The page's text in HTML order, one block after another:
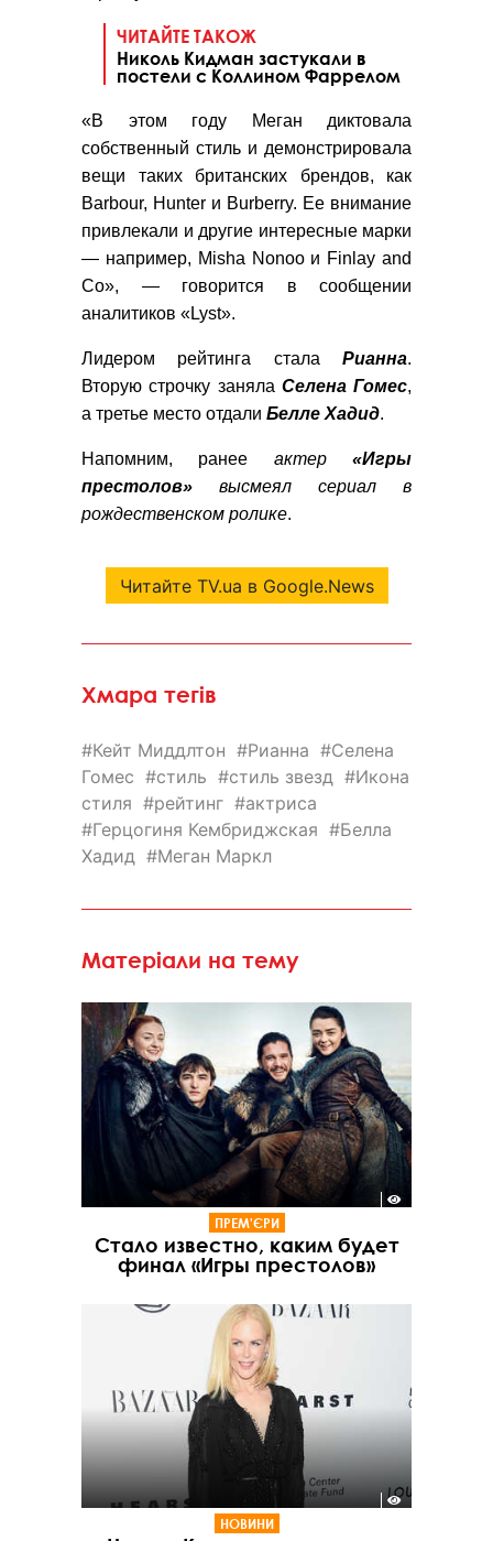
ЧИТАЙТЕ ТАКОЖ
Николь Кидман застукали в
постели с Коллином Фаррелом
«В этом году Меган диктовала
собственный стиль и демонстрировала
вещи таких британских брендов, как
Barbour, Hunter и Burberry. Ее внимание
привлекали и другие интересные марки
— например, Misha Nonoo и Finlay and
Co», — говорится в сообщении
аналитиков «Lyst».
Лидером рейтинга стала Рианна.
Вторую строчку заняла Селена Гомес,
а третье место отдали Белле Хадид.
Напомним, ранее актер«Игры
престолов» высмеял сериал в
рождественском ролике.
Читайте TV.ua в Google.News
Хмара тегів
Кейт Миддлтон Рианна
Селена
Гомес
стиль стиль звезд
Икона
стиля
рейтинг
актриса
Герцогиня Кембриджская
Белла
Хадид
Меган Маркл
Матеріали на тему
ПРЕМ'ЄРИ
Стало известно, каким будет
финал «Игры престолов»
НОВИНИ